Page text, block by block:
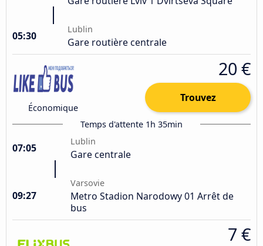
05:30
Lublin
Gare routière centrale
Économique
20 €
Trouvez
Temps d'attente 1h 35min
07:05
Lublin
Gare centrale
09:27
Varsovie
Metro Stadion Narodowy 01 Arrêt de
bus
7 €